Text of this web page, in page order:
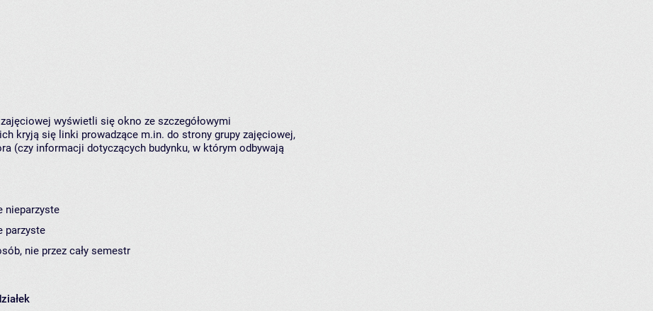
wyświetli się okno ze szczegółowymi
kryją się linki prowadzące m.in. do strony grupy zajęciowej,
(czy informacji dotyczących budynku, w którym odbywają
nieparzyste
parzyste
nie przez cały semestr